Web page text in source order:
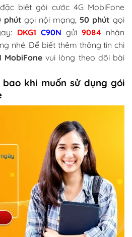
biệt gói cước 4G MobiFone
phút gọi nội mạng, 50 phút gọi
DKG1 C90N gửi 9084 nhận
nhé. Để biết thêm thông tin chi
MobiFone vui lòng theo dõi bài
bao khi muốn sử dụng gói